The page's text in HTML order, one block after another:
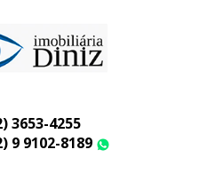
3653-4255
9 9102-8189